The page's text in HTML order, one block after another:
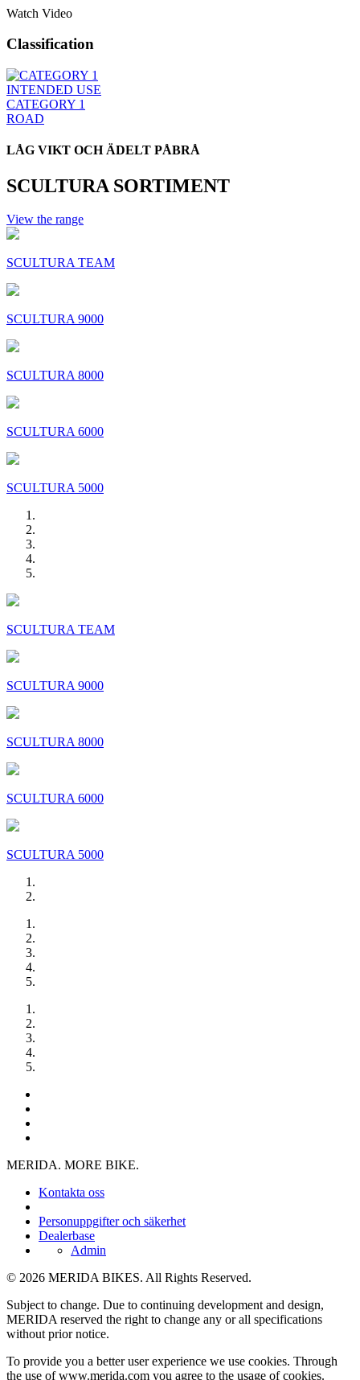
Watch Video
Classification
INTENDED USE
CATEGORY 1
ROAD
LÅG VIKT OCH ÄDELT PÅBRÅ
SCULTURA SORTIMENT
View the range
SCULTURA TEAM
SCULTURA 9000
SCULTURA 8000
SCULTURA 6000
SCULTURA 5000
SCULTURA TEAM
SCULTURA 9000
SCULTURA 8000
SCULTURA 6000
SCULTURA 5000
MERIDA. MORE BIKE.
Kontakta oss
Personuppgifter och säkerhet
Dealerbase
Admin
© 2026 MERIDA BIKES. All Rights Reserved.
Subject to change. Due to continuing development and design,
MERIDA reserved the right to change any or all specifications
without prior notice.
To provide you a better user experience we use cookies. Through
the use of www.merida.com you agree to the usage of cookies.